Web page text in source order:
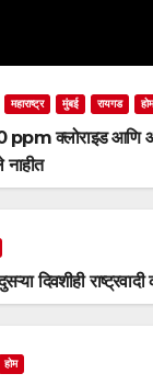
महाराष्ट्र मुंबई रायगड होम
क्लोराइड आणि
नाहीत
दिवशीही
होम